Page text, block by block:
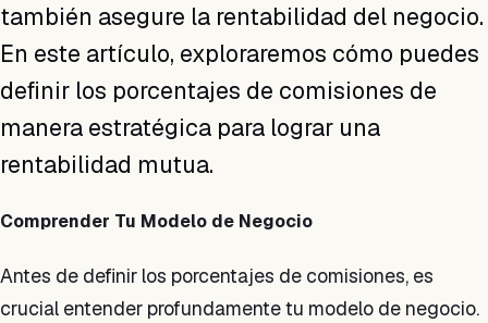
también asegure la rentabilidad del negocio.
En este artículo, exploraremos cómo puedes
definir los porcentajes de comisiones de
manera estratégica para lograr una
rentabilidad mutua.
Comprender Tu Modelo de Negocio
Antes de definir los porcentajes de comisiones, es
crucial entender profundamente tu modelo de negocio.